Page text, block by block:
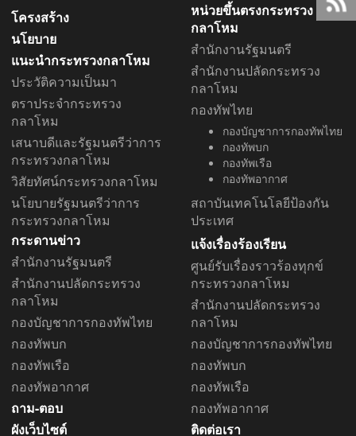
โครงสร้าง
นโยบาย
แนะนำกระทรวงกลาโหม
ประวัติความเป็นมา
ตราประจำกระทรวง
กลาโหม
เสนาบดีและรัฐมนตรีว่าการ
กระทรวงกลาโหม
วิสัยทัศน์กระทรวงกลาโหม
นโยบายรัฐมนตรีว่าการ
กระทรวงกลาโหม
หน่วยขึ้นตรงกระทรวง
กลาโหม
สำนักงานรัฐมนตรี
สำนักงานปลัดกระทรวง
กลาโหม
กองทัพไทย
กองบัญชาการกองทัพไทย
กองทัพบก
กองทัพเรือ
กองทัพอากาศ
สถาบันเทคโนโลยีป้องกัน
ประเทศ
กระดานข่าว
สำนักงานรัฐมนตรี
สำนักงานปลัดกระทรวง
กลาโหม
กองบัญชาการกองทัพไทย
กองทัพบก
กองทัพเรือ
กองทัพอากาศ
ถาม-ตอบ
ผังเว็บไซต์
แจ้งเรื่องร้องเรียน
ศูนย์รับเรื่องราวร้องทุกข์
กระทรวงกลาโหม
สำนักงานปลัดกระทรวง
กลาโหม
กองบัญชาการกองทัพไทย
กองทัพบก
กองทัพเรือ
กองทัพอากาศ
ติดต่อเรา